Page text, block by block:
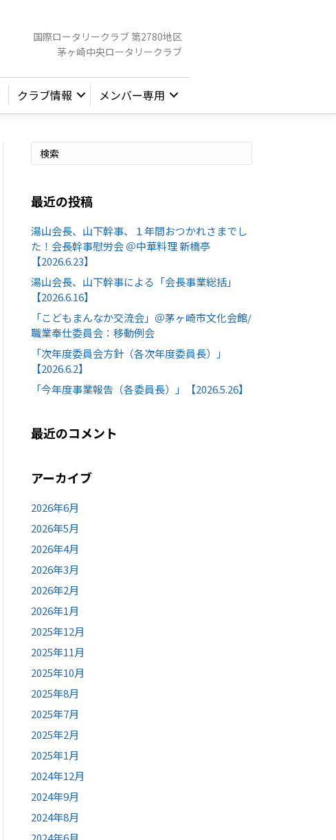
国際ロータリークラブ 第2780地区
茅ヶ崎中央ロータリークラブ
クラブ情報 メンバー専用
最近の投稿
湯山会長、山下幹事、１年間おつかれさまでし
た！会長幹事慰労会 ＠中華料理 新橋亭
【2026.6.23】
湯山会長、山下幹事による「会長事業総括」
【2026.6.16】
「こどもまんなか交流会」＠茅ヶ崎市文化会館/
職業奉仕委員会：移動例会
「次年度委員会方針（各次年度委員長）」
【2026.6.2】
「今年度事業報告（各委員長）」【2026.5.26】
最近のコメント
アーカイブ
2026年6月
2026年5月
2026年4月
2026年3月
2026年2月
2026年1月
2025年12月
2025年11月
2025年10月
2025年8月
2025年7月
2025年2月
2025年1月
2024年12月
2024年9月
2024年8月